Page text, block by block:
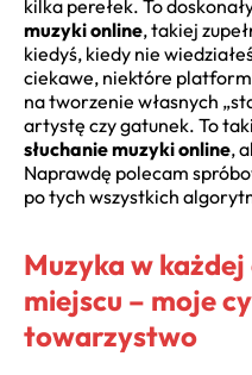
kilka perełek. To
muzyki online, takiej
kiedyś, kiedy nie
ciekawe, niektóre
na tworzenie własnych
artystę czy gatunek. To
słuchanie muzyki online,
Naprawdę polecam
po tych wszystkich
Muzyka w
miejscu – moje
towarzystwo